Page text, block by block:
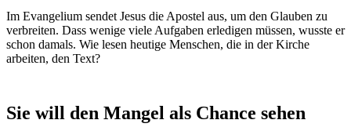
Im Evangelium sendet Jesus die Apostel aus, um den Glauben zu
verbreiten. Dass wenige viele Aufgaben erledigen müssen, wusste er
schon damals. Wie lesen heutige Menschen, die in der Kirche
arbeiten, den Text?
Sie will den Mangel als Chance sehen